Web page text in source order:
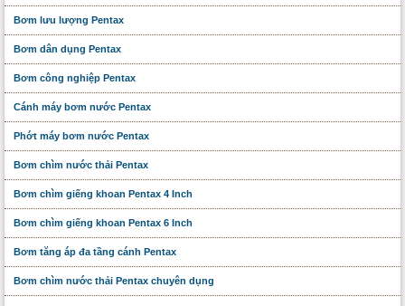
Bơm lưu lượng Pentax
Bơm dân dụng Pentax
Bơm công nghiệp Pentax
Cánh máy bơm nước Pentax
Phớt máy bơm nước Pentax
Bơm chìm nước thải Pentax
Bơm chìm giếng khoan Pentax 4 Inch
Bơm chìm giếng khoan Pentax 6 Inch
Bơm tăng áp đa tầng cánh Pentax
Bơm chìm nước thải Pentax chuyên dụng